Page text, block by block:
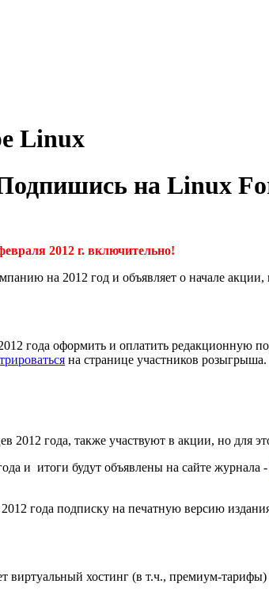
Linux
на Linux
2012 г. включительно!
на 2012 год и объявляет о начале
года оформить и оплатить редакционную
на странице участников розыгрыша.
2012 года, также участвуют в акции, но для
и итоги будут объявлены на сайте журнала -
года подписку на печатную версию
виртуальный хостинг (в т.ч., премиум-